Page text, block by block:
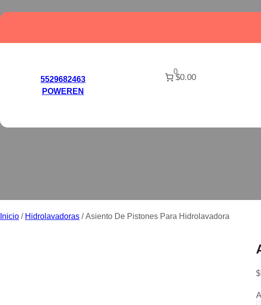
al
5529682463
POWEREN
0
$0.00
ASIENTO DE
Inicio / Hidrolavadoras / Asiento De Pistones Para Hidrolavadora
$